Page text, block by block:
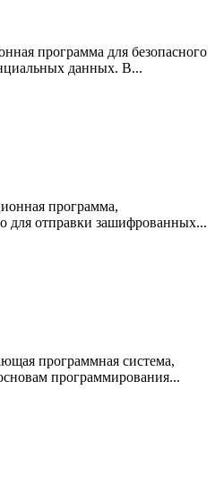
программа для безопасного
данных. В...
программа,
для отправки зашифрованных...
программная система,
программирования...